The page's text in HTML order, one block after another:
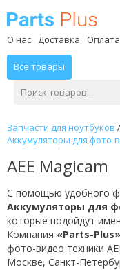
О нас Доставка Оплата
Все товары
Запчасти для ноутбуков /
Аккумуляторы для фото-
AEE Magicam
С помощью удобного
Аккумуляторы для
которые подойдут
Компания «Parts-Plus»
фото-видео техники
Москве, Санкт-